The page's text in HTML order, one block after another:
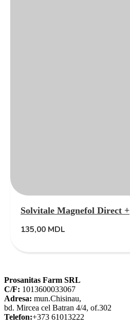
Solvitale Magnefol Direct +
135,00 MDL
Prosanitas Farm SRL
C/F: 1013600033067
Adresa: mun.Chisinau,
bd. Mircea cel Batran 4/4, of.302
Telefon:+373 61013222